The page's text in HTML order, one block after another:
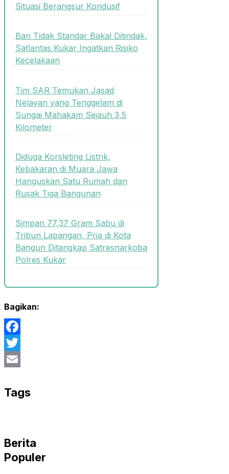
Situasi Berangsur Kondusif
Ban Tidak Standar Bakal Ditindak,
Satlantas Kukar Ingatkan Risiko
Kecelakaan
Tim SAR Temukan Jasad
Nelayan yang Tenggelam di
Sungai Mahakam Sejauh 3,5
Kilometer
Diduga Korsleting Listrik,
Kebakaran di Muara Jawa
Hanguskan Satu Rumah dan
Rusak Tiga Bangunan
Simpan 77,37 Gram Sabu di
Tribun Lapangan, Pria di Kota
Bangun Ditangkap Satresnarkoba
Polres Kukar
Bagikan:
Facebook
Twitter
Tags
Berita
Populer